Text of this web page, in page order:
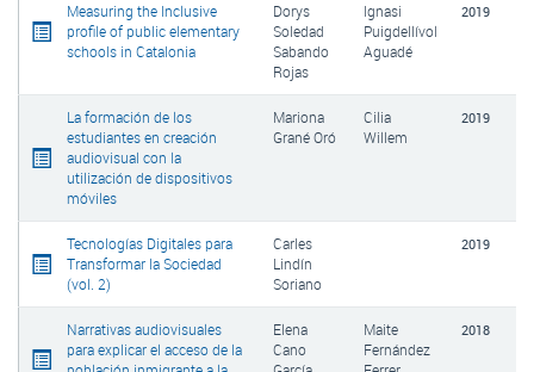
Measuring the Inclusive
profile of public elementary
schools in Catalonia
Dorys
Soledad
Sabando
Rojas
Ignasi
Puigdellívol
Aguadé
2019
La formación de los
estudiantes en creación
audiovisual con la
utilización de dispositivos
móviles
Mariona
Grané Oró
Cilia
Willem
2019
Tecnologías Digitales para
Transformar la Sociedad
(vol. 2)
Carles
Lindín
Soriano
2019
Narrativas audiovisuales
para explicar el acceso de la
Elena
Cano
Maite
Fernández
2018